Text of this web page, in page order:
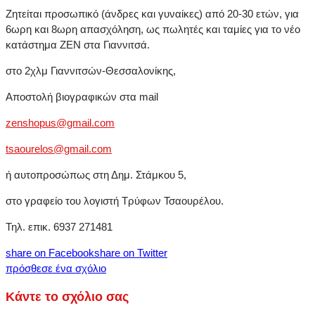
Ζητείται προσωπικό (άνδρες και γυναίκες) από 20-30 ετών, για
6ωρη και 8ωρη απασχόληση, ως πωλητές και ταμίες για το νέο
κατάστημα ΖΕΝ στα Γιαννιτσά.
στο 2χλμ Γιαννιτσών-Θεσσαλονίκης,
Αποστολή βιογραφικών στα mail
zenshopus@gmail.com
tsaourelos@gmail.com
ή αυτοπροσώπως στη Δημ. Στάμκου 5,
στο γραφείο του λογιστή Τρύφων Τσαουρέλου.
Τηλ. επικ. 6937 271481
share on Facebookshare on Twitter
πρόσθεσε ένα σχόλιο
Κάντε το σχόλιο σας